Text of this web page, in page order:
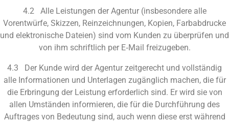
4.2 Alle Leistungen der Agentur (insbesondere alle
Vorentwürfe, Skizzen, Reinzeichnungen, Kopien, Farbabdrucke
und elektronische Dateien) sind vom Kunden zu überprüfen und
von ihm schriftlich per E‑Mail freizugeben.
4.3 Der Kunde wird der Agentur zeitgerecht und vollständig
alle Informationen und Unterlagen zugänglich machen, die für
die Erbringung der Leistung erforderlich sind. Er wird sie von
allen Umständen informieren, die für die Durchführung des
Auftrages von Bedeutung sind, auch wenn diese erst während